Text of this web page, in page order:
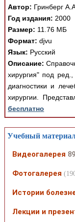
Автор: Гринберг
Год издания: 2000
Размер: 11.76 МБ
Формат: djvu
Язык: Русский
Описание:
хирургия" под
диагностики и
хирургии.
бесплатно
Учебный
Видеогалерея
Фотогалерея
Истории
Лекции и